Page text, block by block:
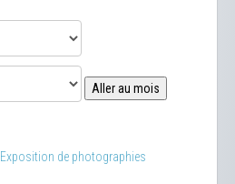
Aller au mois
Exposition de photographies